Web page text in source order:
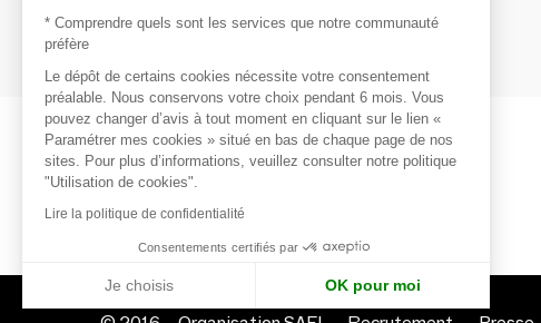
Contacter
* Comprendre quels sont les services que notre communauté
préfère
Le dépôt de certains cookies nécessite votre consentement
préalable. Nous conservons votre choix pendant 6 mois. Vous
pouvez changer d’avis à tout moment en cliquant sur le lien «
Paramétrer mes cookies » situé en bas de chaque page de nos
sites. Pour plus d’informations, veuillez consulter notre politique
"Utilisation de cookies".
Lire la politique de confidentialité
Consentements certifiés par
Je choisis OK pour moi